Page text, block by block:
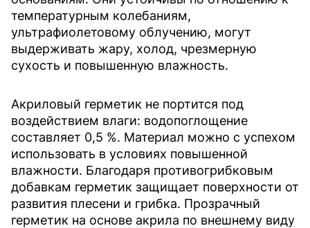
температурным колебаниям,
ультрафиолетовому облучению, могут
выдерживать жару, холод, чрезмерную
сухость и повышенную влажность.
Акриловый герметик не портится под
воздействием влаги: водопоглощение
составляет 0,5 %. Материал можно с успехом
использовать в условиях повышенной
влажности. Благодаря противогрибковым
добавкам герметик защищает поверхности от
развития плесени и грибка. Прозрачный
герметик на основе акрила по внешнему виду